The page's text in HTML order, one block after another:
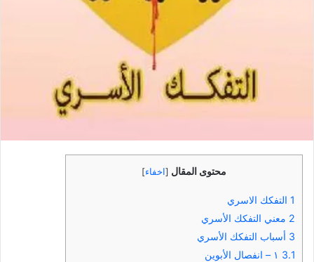
محتوى المقال [اخفاء]
1 التفكك الاسري
2 معني التفكك الأسري
3 أسباب التفكك الأسري
3.1